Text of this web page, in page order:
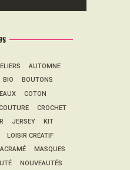
AUTOMNE
BIO
BOUTONS
COTON
CROCHET
JERSEY
KIT
LOISIR CRÉATIF
MASQUES
NOUVEAUTÉS